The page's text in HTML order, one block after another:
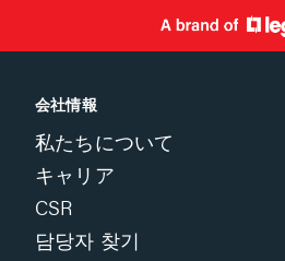
会社情報
私たちについて
キャリア
CSR
담당자 찾기